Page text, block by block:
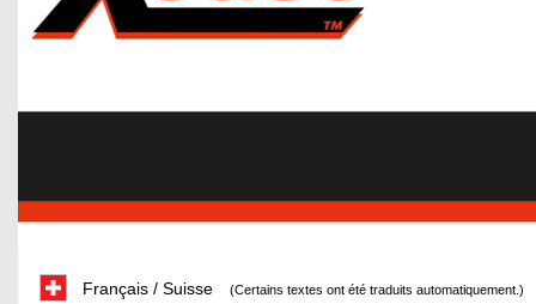
Français / Suisse (Certains textes ont été traduits automatiquement.)